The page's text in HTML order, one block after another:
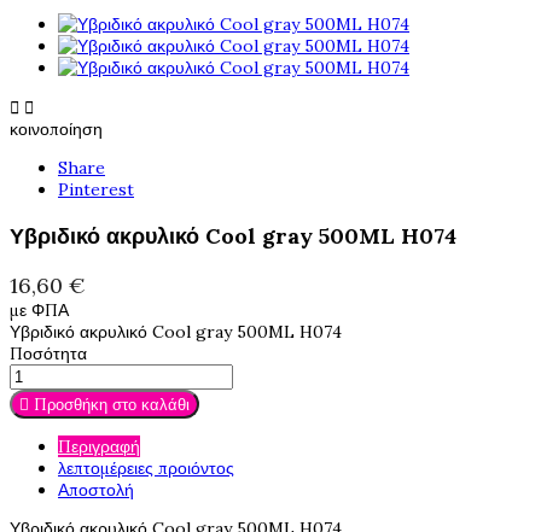
 
κοινοποίηση
Share
Pinterest
Υβριδικό ακρυλικό Cool gray 500ML H074
16,60 €
με ΦΠΑ
Υβριδικό ακρυλικό Cool gray 500ML H074
Ποσότητα
 Προσθήκη στο καλάθι
Περιγραφή
λεπτομέρειες προιόντος
Αποστολή